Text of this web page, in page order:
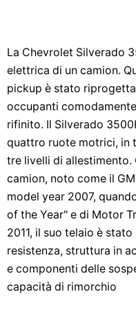
La Chevrolet Silverado
elettrica di un camion.
pickup è stato
occupanti
rifinito. Il Silverado
quattro ruote motrici, in
tre livelli di allestimento.
camion, noto come il
model year 2007,
of the Year" e di Motor
2011, il suo telaio è
resistenza, struttura in
e componenti delle
capacità di rimorchio